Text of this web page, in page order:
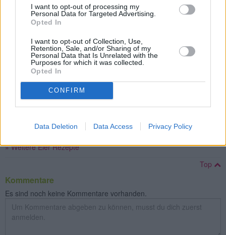
I want to opt-out of processing my
Personal Data for Targeted Advertising.
Opted In
I want to opt-out of Collection, Use,
Retention, Sale, and/or Sharing of my
Personal Data that Is Unrelated with the
Purposes for which it was collected.
Opted In
CONFIRM
Data Deletion Data Access Privacy Policy
Gebackene Eier mit Tomatensoße
Leicht
Gebackene Eier mit Sahne
Leicht
Crema-Catalana
» Weitere Eier Rezepte
Top
Kommentare
Es sind noch keine Kommentare vorhanden.